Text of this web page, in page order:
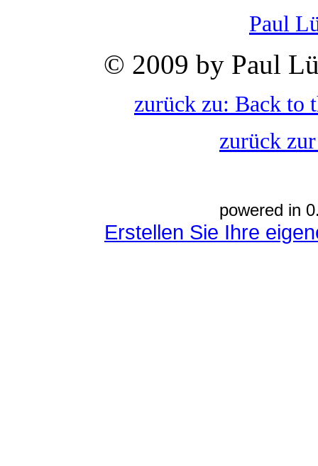
Paul
© 2009 by Paul
zurück zu: Back to
zurück
powered in
Erstellen Sie Ihre